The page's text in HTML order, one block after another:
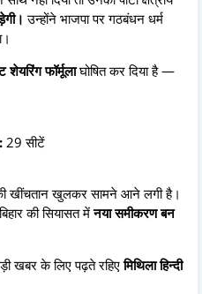
उन्होंने भाजपा पर गठबंधन धर्म
शेयरिंग फॉर्मूलाघोषित कर दिया है —
29 सीटें
खींचतान खुलकर सामने आने लगी है।
की सियासत मेंनया समीकरण बन
खबर के लिए पढ़ते रहिएमिथिला हिन्दी